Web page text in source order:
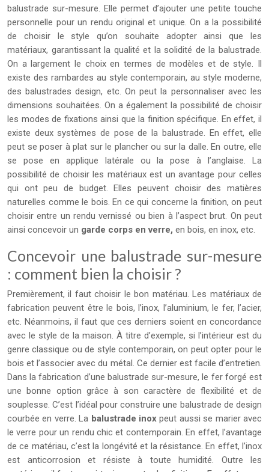
balustrade sur-mesure. Elle permet d’ajouter une petite touche
personnelle pour un rendu original et unique. On a la possibilité
de choisir le style qu’on souhaite adopter ainsi que les
matériaux, garantissant la qualité et la solidité de la balustrade.
On a largement le choix en termes de modèles et de style. Il
existe des rambardes au style contemporain, au style moderne,
des balustrades design, etc. On peut la personnaliser avec les
dimensions souhaitées. On a également la possibilité de choisir
les modes de fixations ainsi que la finition spécifique. En effet, il
existe deux systèmes de pose de la balustrade. En effet, elle
peut se poser à plat sur le plancher ou sur la dalle. En outre, elle
se pose en applique latérale ou la pose à l’anglaise. La
possibilité de choisir les matériaux est un avantage pour celles
qui ont peu de budget. Elles peuvent choisir des matières
naturelles comme le bois. En ce qui concerne la finition, on peut
choisir entre un rendu vernissé ou bien à l’aspect brut. On peut
ainsi concevoir un garde corps en verre, en bois, en inox, etc.
Concevoir une balustrade sur-mesure
: comment bien la choisir ?
Premièrement, il faut choisir le bon matériau. Les matériaux de
fabrication peuvent être le bois, l’inox, l’aluminium, le fer, l’acier,
etc. Néanmoins, il faut que ces derniers soient en concordance
avec le style de la maison. À titre d’exemple, si l’intérieur est du
genre classique ou de style contemporain, on peut opter pour le
bois et l’associer avec du métal. Ce dernier est facile d’entretien.
Dans la fabrication d’une balustrade sur-mesure, le fer forgé est
une bonne option grâce à son caractère de flexibilité et de
souplesse. C’est l’idéal pour construire une balustrade de design
courbée en verre. La balustrade inox peut aussi se marier avec
le verre pour un rendu chic et contemporain. En effet, l’avantage
de ce matériau, c’est la longévité et la résistance. En effet, l’inox
est anticorrosion et résiste à toute humidité. Outre les